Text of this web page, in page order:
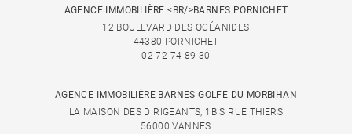
AGENCE IMMOBILIÈRE <BR/>BARNES PORNICHET
12 BOULEVARD DES OCÉANIDES
44380 PORNICHET
02 72 74 89 30
AGENCE IMMOBILIÈRE BARNES GOLFE DU MORBIHAN
LA MAISON DES DIRIGEANTS, 1BIS RUE THIERS
56000 VANNES